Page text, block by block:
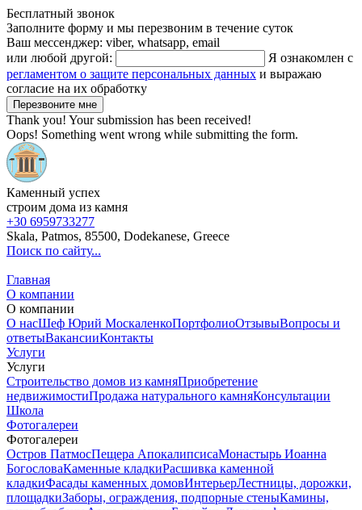
Бесплатный звонок
Заполните форму и мы перезвоним в течение суток
Ваш мессенджер: viber, whatsapp, email
или любой другой:
Я ознакомлен с
регламентом о защите персональных данных и выражаю
согласие на их обработку
Thank you! Your submission has been received!
Oops! Something went wrong while submitting the form.
Каменный успех
строим дома из камня
+30 6959733277
Skala, Patmos, 85500, Dodekanese, Greece
Поиск по сайту...
Главная
О компании
О компании
О насШеф Юрий МоскаленкоПортфолиоОтзывыВопросы и
ответыВакансииКонтакты
Услуги
Услуги
Строительство домов из камняПриобретение
недвижимостиПродажа натурального камняКонсультации
Школа
Фотогалереи
Фотогалереи
Остров ПатмосПещера АпокалипсисаМонастырь Иоанна
БогословаКаменные кладкиРасшивка каменной
кладкиФасады каменных домовИнтерьерЛестницы, дорожки,
площадкиЗаборы, ограждения, подпорные стеныКамины,